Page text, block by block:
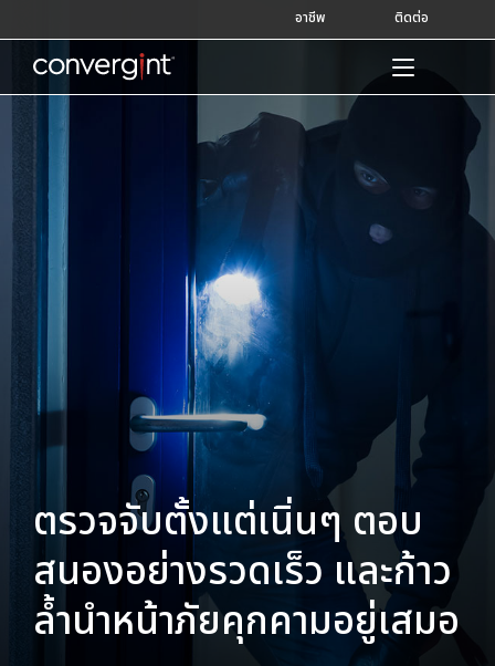
to
content
อาชีพ ติดต่อ
Home
ตรวจจับตั้งแต่เนิ่นๆ ตอบ
สนองอย่างรวดเร็ว และก้าว
ล้ำนำหน้าภัยคุกคามอยู่เสมอ